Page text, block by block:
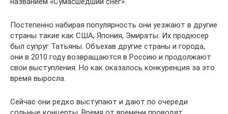
Постепенно набирая популярность они уезжают в другие
страны такие как США, Япония, Эмираты. Их продюсер
был супруг Татьяны. Объехав другие страны и города,
они в 2010 году возвращаются в Россию и продолжают
свои выступления. Но как оказалось конкуренция за это
время выросла.
Сейчас они редко выступают и дают по очереди